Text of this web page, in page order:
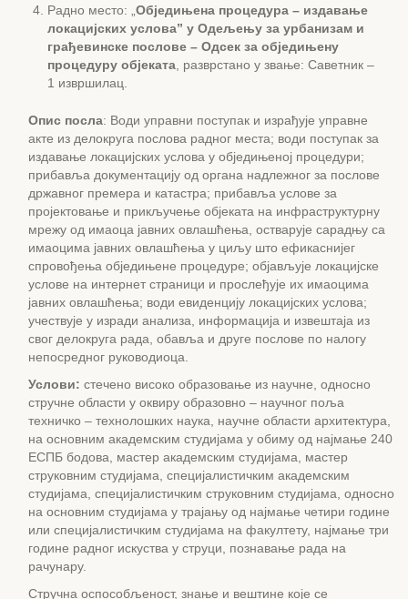
Радно место: „ Обједињена процедура – издавање
локацијских услова” у Одељењу за урбанизам и
грађевинске послове – Одсек за обједињену
процедуру објеката , разврстано у звање: Саветник –
1 извршилац.
Опис посла: Води управни поступак и израђује управне
акте из делокруга послова радног места; води поступак за
издавање локацијских услова у обједињеној процедури;
прибавља документацију од органа надлежног за послове
државног премера и катастра; прибавља услове за
пројектовање и прикључење објеката на инфраструктурну
мрежу од имаоца јавних овлашћења, остварује сарадњу са
имаоцима јавних овлашћења у циљу што ефикаснијег
спровођења обједињене процедуре; објављује локацијске
услове на интернет страници и прослеђује их имаоцима
јавних овлашћења; води евиденцију локацијских услова;
учествује у изради анализа, информација и извештаја из
свог делокруга рада, обавља и друге послове по налогу
непосредног руководиоца.
Услови: стечено високо образовање из научне, односно
стручне области у оквиру образовно – научног поља
техничко – технолошких наука, научне области архитектура,
на основним академским студијама у обиму од најмање 240
ЕСПБ бодова, мастер академским студијама, мастер
струковним студијама, специјалистичким академским
студијама, специјалистичким струковним студијама, односно
на основним студијама у трајању од најмање четири године
или специјалистичким студијама на факултету, најмање три
године радног искуства у струци, познавање рада на
рачунару.
Стручна оспособљеност, знање и вештине које се